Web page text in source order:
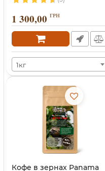
1 300,00 ГРН
1кг
Кофе в зернах Panama